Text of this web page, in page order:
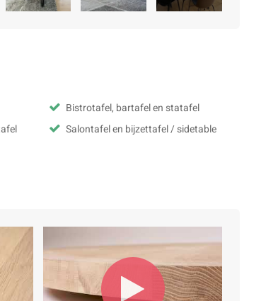
Bistrotafel, bartafel en statafel
Salontafel en bijzettafel / sidetable